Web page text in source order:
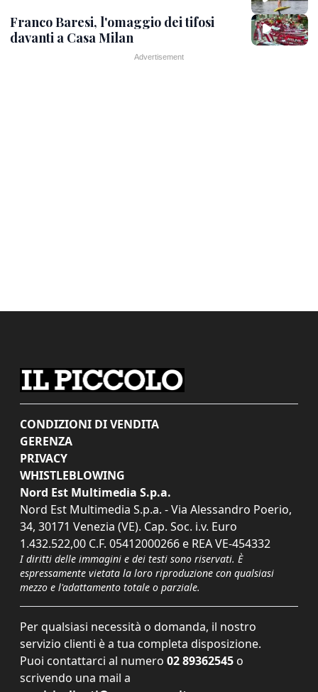
Franco Baresi, l'omaggio dei tifosi
davanti a Casa Milan
CONDIZIONI DI VENDITA
GERENZA
PRIVACY
WHISTLEBLOWING
Nord Est Multimedia S.p.a.
Nord Est Multimedia S.p.a. - Via Alessandro Poerio,
34, 30171 Venezia (VE). Cap. Soc. i.v. Euro
1.432.522,00 C.F. 05412000266 e REA VE-454332
I diritti delle immagini e dei testi sono riservati. È
espressamente vietata la loro riproduzione con qualsiasi
mezzo e l'adattamento totale o parziale.
Per qualsiasi necessità o domanda, il nostro
servizio clienti è a tua completa disposizione.
Puoi contattarci al numero 02 89362545 o
scrivendo una mail a